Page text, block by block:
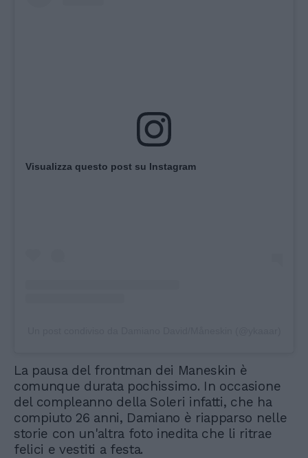
Visualizza questo post su Instagram
La pausa del frontman dei Maneskin è
comunque durata pochissimo. In occasione
del compleanno della Soleri infatti, che ha
compiuto 26 anni, Damiano è riapparso nelle
storie con un'altra foto inedita che li ritrae
felici e vestiti a festa.